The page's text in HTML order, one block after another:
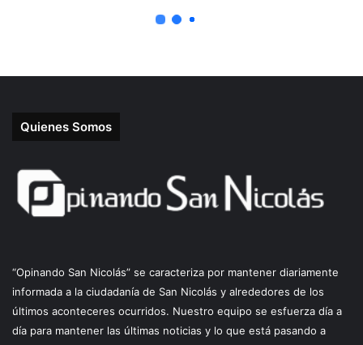
Quienes Somos
“Opinando San Nicolás” se caracteriza por mantener diariamente
informada a la ciudadanía de San Nicolás y alrededores de los
últimos aconteceres ocurridos. Nuestro equipo se esfuerza día a
día para mantener las últimas noticias y lo que está pasando a